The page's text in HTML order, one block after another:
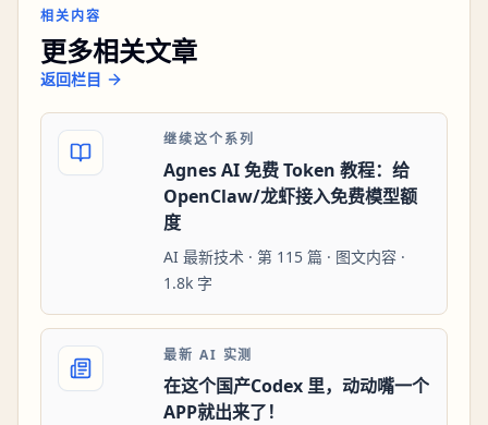
相关内容
更多相关文章
返回栏目
继续这个系列
Agnes AI 免费 Token 教程：给
OpenClaw/龙虾接入免费模型额
度
AI 最新技术 · 第 115 篇 · 图文内容 ·
1.8k 字
最新 AI 实测
在这个国产Codex 里，动动嘴一个
APP就出来了！